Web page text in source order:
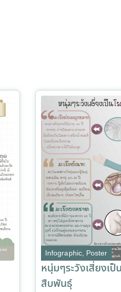
Infographic, Poster
หนุ่มๆระวังเสี่ยงเป็
สืบพันธุ์